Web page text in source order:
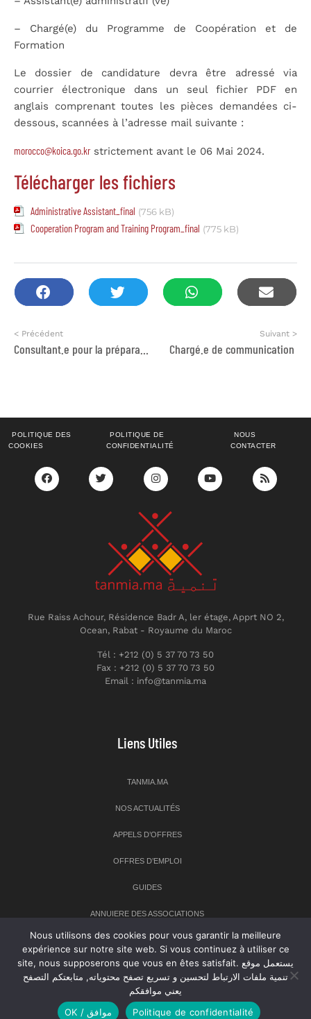
– Chargé(e) du Programme de Coopération et de
Formation
Le dossier de candidature devra être adressé via
courrier électronique dans un seul fichier PDF en
anglais comprenant toutes les pièces demandées ci-
dessous, scannées à l’adresse mail suivante :
morocco@koica.go.kr strictement avant le 06 Mai 2024.
Télécharger les fichiers
Administrative Assistant_final (756 kB)
Cooperation Program and Training Program_final (775 kB)
< Précédent Suivant >
Chargé.e de communication
POLITIQUE DES
COOKIES
POLITIQUE DE
CONFIDENTIALITÉ
NOUS
CONTACTER
Rue Raiss Achour, Résidence Badr A, ler étage, Apprt NO 2,
Ocean, Rabat - Royaume du Maroc
Tél : +212 (0) 5 37 70 73 50
Fax : +212 (0) 5 37 70 73 50
Email : info@tanmia.ma
Liens Utiles
TANMIA.MA
NOS ACTUALITÉS
APPELS D’OFFRES
OFFRES D’EMPLOI
GUIDES
ANNUIERE DES ASSOCIATIONS
Newsletter
Inscrivez-vous à notre newsletter pour recevoir les dernières
nouvelles sur TANMIA
Nous utilisons des cookies pour vous garantir la meilleure
expérience sur notre site web. Si vous continuez à utiliser ce
site, nous supposerons que vous en êtes satisfait. يستعمل موقع
تنمية ملفات الارتباط لتحسين و تسريع تصفح محتوياته, متابعتكم التصفح
يعني موافقكم
OK / موافق
Politique de confidentialité